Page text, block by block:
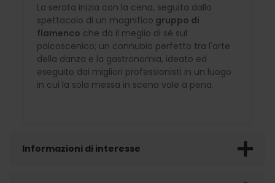
La serata inizia con la cena, seguita dallo
spettacolo di un magnifico gruppo di
flamenco che dà il meglio di sé sul
palcoscenico; un connubio perfetto tra l'arte
della danza e la gastronomia, ideato ed
eseguito dai migliori professionisti in un luogo
in cui la sola messa in scena vale a pena.
Informazioni di interesse